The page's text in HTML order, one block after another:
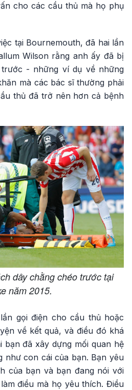
cho các cầu thủ mà họ phụ
tại Bournemouth, đã hai lần
Wilson rằng anh ấy đã bị
- những ví dụ về những
mà các bác sĩ thường phải
thủ đã trở nên hơn cả bệnh
dây chằng chéo trước tại
năm 2015.
gọi điện cho cầu thủ hoặc
về kết quả, và điều đó khá
đã xây dựng mối quan hệ
như con cái của bạn. Bạn yêu
của bạn và bạn đang nói với
điều mà họ yêu thích. Điều